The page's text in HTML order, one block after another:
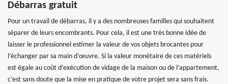
Débarras gratuit
Pour un travail de débarras, il y a des nombreuses familles qui souhaitent
séparer de leurs encombrants. Pour cela, il est une très bonne idée de
laisser le professionnel estimer la valeur de vos objets brocantes pour
l’échanger par sa main d’œuvre. Si la valeur monétaire de ces matériels
est égale au coût d’exécution de vidage de la maison ou de l’appartement,
c’est sans doute que la mise en pratique de votre projet sera sans frais.